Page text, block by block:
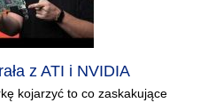
z ATI i NVIDIA
kojarzyć to co zaskakujące